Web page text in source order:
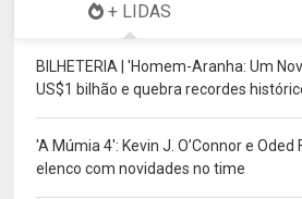
+ LIDAS
BILHETERIA | 'Homem-Aranha: Um
US$1 bilhão e quebra recordes
'A Múmia 4': Kevin J. O’Connor e
elenco com novidades no time